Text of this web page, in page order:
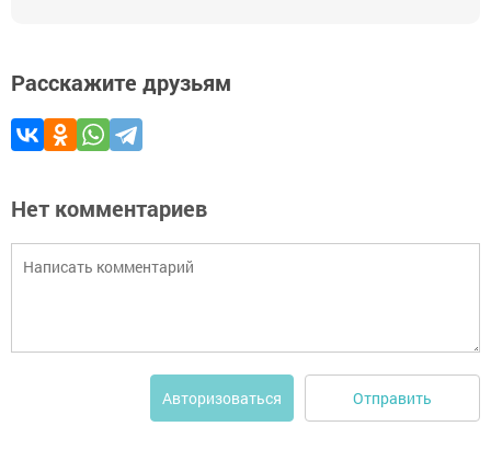
Расскажите друзьям
Нет комментариев
Авторизоваться Отправить